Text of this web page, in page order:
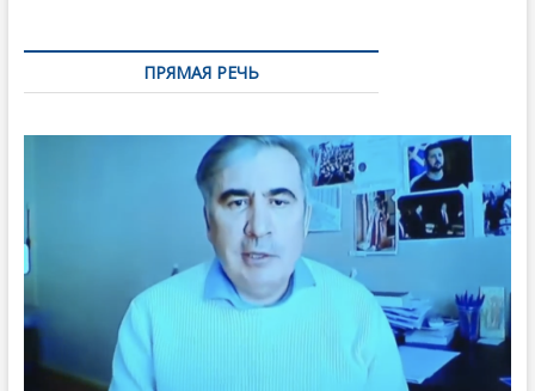
ПРЯМАЯ РЕЧЬ